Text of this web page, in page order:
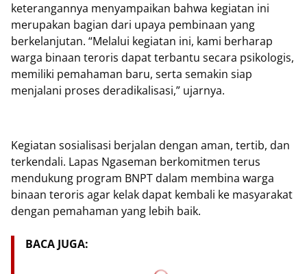
keterangannya menyampaikan bahwa kegiatan ini
merupakan bagian dari upaya pembinaan yang
berkelanjutan. “Melalui kegiatan ini, kami berharap
warga binaan teroris dapat terbantu secara psikologis,
memiliki pemahaman baru, serta semakin siap
menjalani proses deradikalisasi,” ujarnya.
Kegiatan sosialisasi berjalan dengan aman, tertib, dan
terkendali. Lapas Ngaseman berkomitmen terus
mendukung program BNPT dalam membina warga
binaan teroris agar kelak dapat kembali ke masyarakat
dengan pemahaman yang lebih baik.
BACA JUGA: